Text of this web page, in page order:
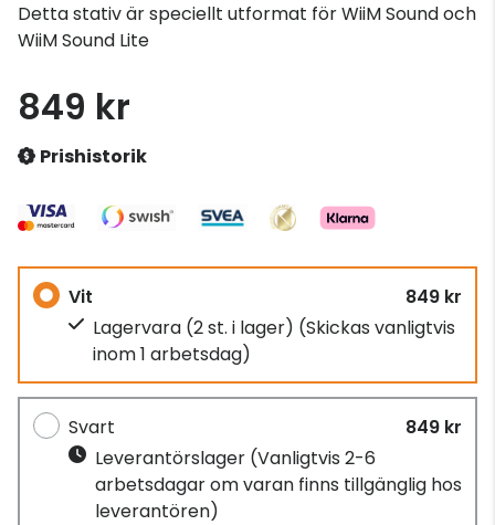
Detta stativ är speciellt utformat för WiiM Sound och
WiiM Sound Lite
849 kr
Prishistorik
Vit
849 kr
Lagervara (2 st. i lager) (Skickas vanligtvis
inom 1 arbetsdag)
Svart
849 kr
Leverantörslager (Vanligtvis 2-6
arbetsdagar om varan finns tillgänglig hos
leverantören)